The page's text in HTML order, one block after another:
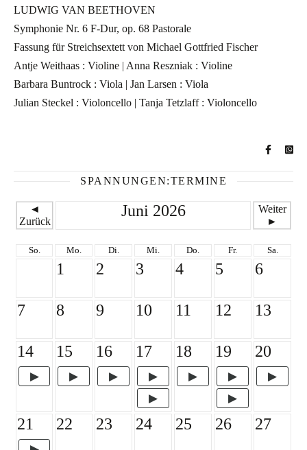
LUDWIG VAN BEETHOVEN
Symphonie Nr. 6 F-Dur, op. 68 Pastorale
Fassung für Streichsextett von Michael Gottfried Fischer
Antje Weithaas : Violine | Anna Reszniak : Violine
Barbara Buntrock : Viola | Jan Larsen : Viola
Julian Steckel : Violoncello | Tanja Tetzlaff : Violoncello
SPANNUNGEN:TERMINE
◄
Zurück
Juni 2026
Weiter
►
So. Mo. Di. Mi. Do. Fr. Sa.
1 2 3 4 5 6
7 8 9 10 11 12 13
14 15 16 17 18 19 20
21 22 23 24 25 26 27